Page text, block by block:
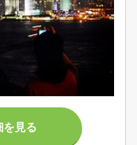
を見る